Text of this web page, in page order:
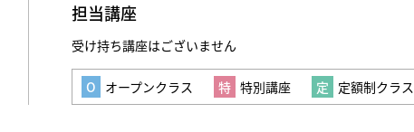
担当講座
受け持ち講座はございません
オープンクラス 特別講座 定額制クラス